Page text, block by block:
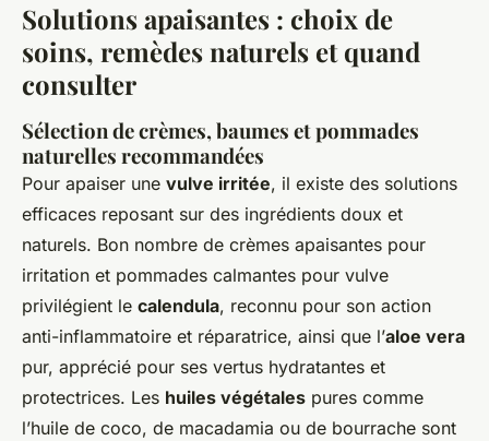
Solutions apaisantes : choix de
soins, remèdes naturels et quand
consulter
Sélection de crèmes, baumes et pommades
naturelles recommandées
Pour apaiser une vulve irritée, il existe des solutions
efficaces reposant sur des ingrédients doux et
naturels. Bon nombre de crèmes apaisantes pour
irritation et pommades calmantes pour vulve
privilégient le calendula, reconnu pour son action
anti-inflammatoire et réparatrice, ainsi que l’aloe vera
pur, apprécié pour ses vertus hydratantes et
protectrices. Les huiles végétales pures comme
l’huile de coco, de macadamia ou de bourrache sont